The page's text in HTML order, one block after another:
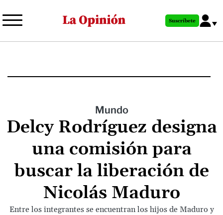
al
principal
Suscríbete
Mundo
Delcy Rodríguez designa
una comisión para
buscar la liberación de
Nicolás Maduro
Entre los integrantes se encuentran los hijos de Maduro y